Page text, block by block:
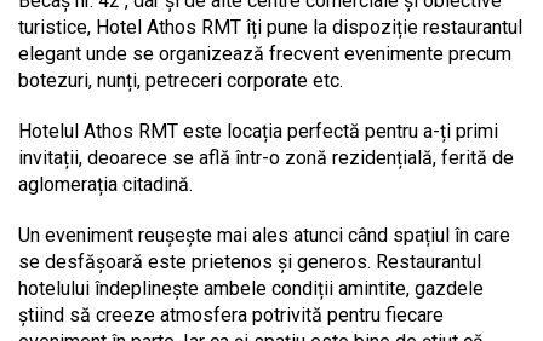
turistice, Hotel Athos RMT îți pune la dispoziție restaurantul
elegant unde se organizează frecvent evenimente precum
botezuri, nunți, petreceri corporate etc.
Hotelul Athos RMT este locația perfectă pentru a-ți primi
invitații, deoarece se află într-o zonă rezidențială, ferită de
aglomerația citadină.
Un eveniment reușește mai ales atunci când spațiul în care
se desfășoară este prietenos și generos. Restaurantul
hotelului îndeplinește ambele condiții amintite, gazdele
știind să creeze atmosfera potrivită pentru fiecare